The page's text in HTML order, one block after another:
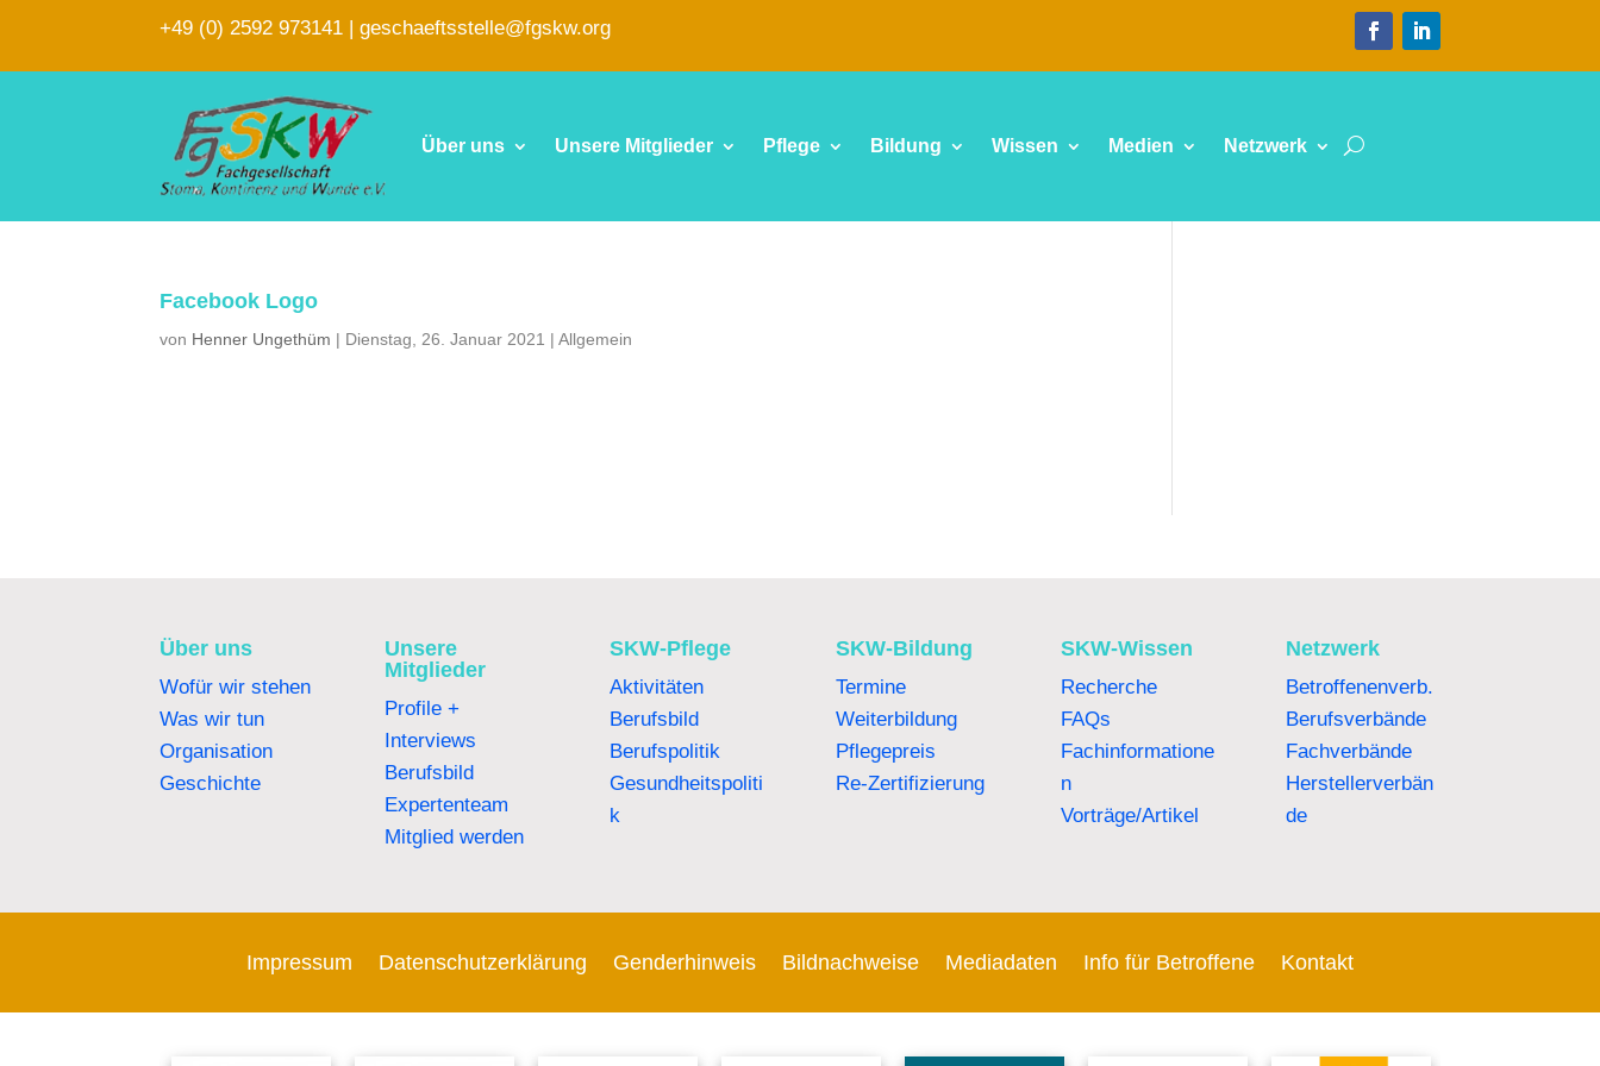
+49 (0) 2592 973141 |geschaeftsstelle@fgskw.org
Über uns Unsere Mitglieder Pflege Bildung Wissen Medien Netzwerk
Facebook Logo
von Henner Ungethüm | Dienstag, 26. Januar 2021 | Allgemein
Über uns
Wofür wir stehen
Was wir tun
Organisation
Geschichte
Unsere
Mitglieder
Profile +
Interviews
Berufsbild
Expertenteam
Mitglied werden
SKW-Pflege
Aktivitäten
Berufsbild
Berufspolitik
Gesundheitspoliti
k
SKW-Bildung
Termine
Weiterbildung
Pflegepreis
Re-Zertifizierung
SKW-Wissen
Recherche
FAQs
Fachinformatione
n
Vorträge/Artikel
Netzwerk
Betroffenenverb.
Berufsverbände
Fachverbände
Herstellerverbän
de
Impressum Datenschutzerklärung Genderhinweis Bildnachweise Mediadaten Info für Betroffene Kontakt